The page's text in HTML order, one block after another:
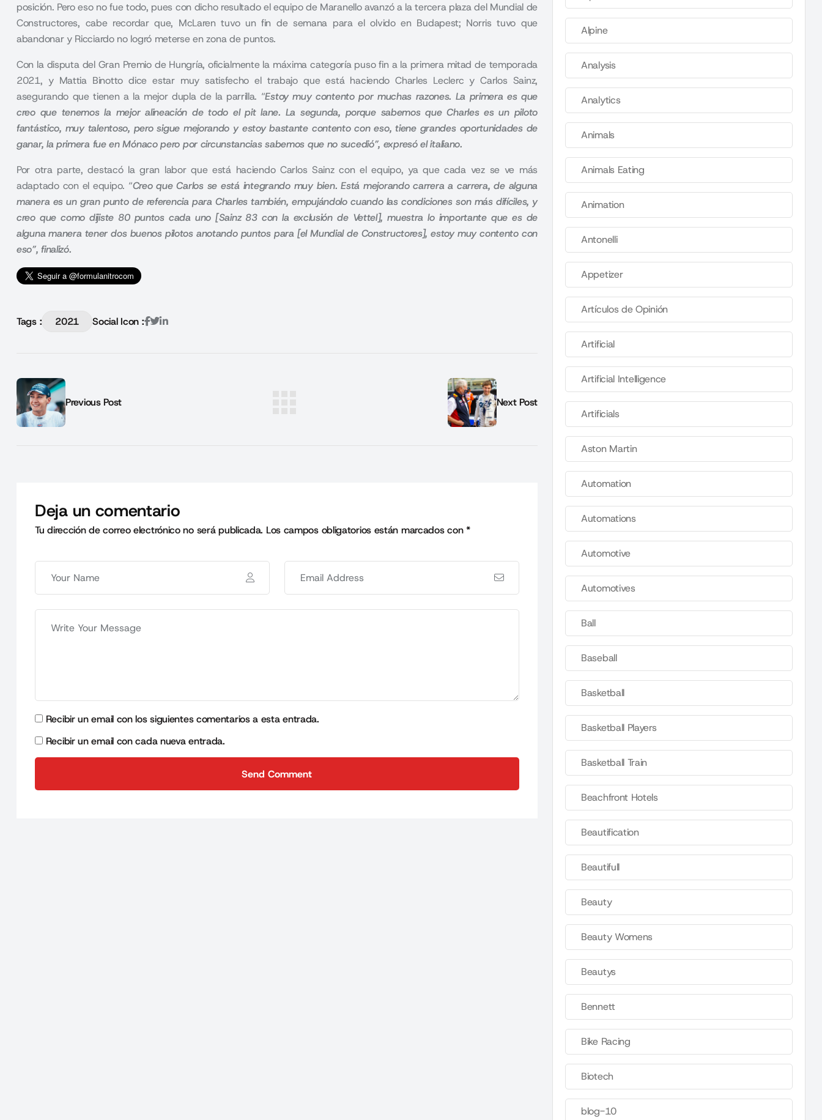
posición. Pero eso no fue todo, pues con dicho resultado el equipo de Maranello avanzó a la tercera plaza del Mundial de
Constructores, cabe recordar que, McLaren tuvo un fin de semana para el olvido en Budapest; Norris tuvo que
abandonar y Ricciardo no logró meterse en zona de puntos.
Con la disputa del Gran Premio de Hungría, oficialmente la máxima categoría puso fin a la primera mitad de temporada
2021, y Mattia Binotto dice estar muy satisfecho el trabajo que está haciendo Charles Leclerc y Carlos Sainz,
asegurando que tienen a la mejor dupla de la parrilla. “Estoy muy contento por muchas razones. La primera es que
creo que tenemos la mejor alineación de todo el pit lane. La segunda, porque sabemos que Charles es un piloto
fantástico, muy talentoso, pero sigue mejorando y estoy bastante contento con eso, tiene grandes oportunidades de
ganar, la primera fue en Mónaco pero por circunstancias sabemos que no sucedió”, expresó el italiano.
Por otra parte, destacó la gran labor que está haciendo Carlos Sainz con el equipo, ya que cada vez se ve más
adaptado con el equipo. “Creo que Carlos se está integrando muy bien. Está mejorando carrera a carrera, de alguna
manera es un gran punto de referencia para Charles también, empujándolo cuando las condiciones son más difíciles, y
creo que como dijiste 80 puntos cada uno [Sainz 83 con la exclusión de Vettel], muestra lo importante que es de
alguna manera tener dos buenos pilotos anotando puntos para [el Mundial de Constructores], estoy muy contento con
eso”, finalizó.
Tags : 2021 Social Icon :
Previous Post Next Post
Deja un comentario
Tu dirección de correo electrónico no será publicada. Los campos obligatorios están marcados con*
Recibir un email con los siguientes comentarios a esta entrada.
Recibir un email con cada nueva entrada.
Send Comment
Alpine
Analysis
Analytics
Animals
Animals Eating
Animation
Antonelli
Appetizer
Artículos de Opinión
Artificial
Artificial Intelligence
Artificials
Aston Martin
Automation
Automations
Automotive
Automotives
Ball
Baseball
Basketball
Basketball Players
Basketball Train
Beachfront Hotels
Beautification
Beautifull
Beauty
Beauty Womens
Beautys
Bennett
Bike Racing
Biotech
blog-10